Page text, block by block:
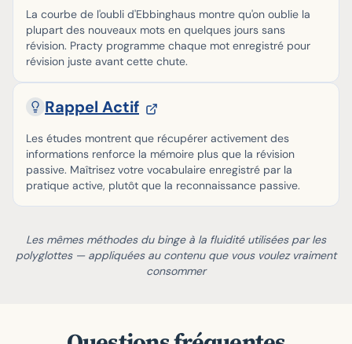
La courbe de l'oubli d'Ebbinghaus montre qu'on oublie la
plupart des nouveaux mots en quelques jours sans
révision. Practy programme chaque mot enregistré pour
révision juste avant cette chute.
Rappel Actif
Les études montrent que récupérer activement des
informations renforce la mémoire plus que la révision
passive. Maîtrisez votre vocabulaire enregistré par la
pratique active, plutôt que la reconnaissance passive.
Les mêmes méthodes du binge à la fluidité utilisées par les
polyglottes — appliquées au contenu que vous voulez vraiment
consommer